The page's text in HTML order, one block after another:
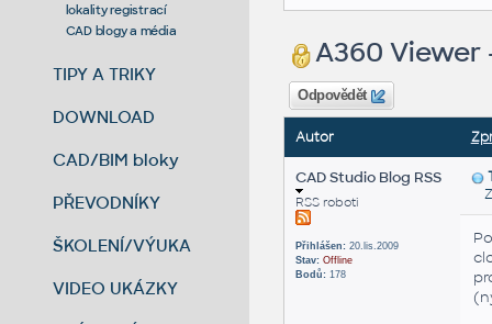
lokality registrací
CAD blogy a média
TIPY A TRIKY
DOWNLOAD
CAD/BIM bloky
PŘEVODNÍKY
ŠKOLENÍ/VÝUKA
VIDEO UKÁZKY
A360 Viewer
Odpovědět
Autor
CAD Studio Blog RSS
RSS roboti
Přihlášen:20.lis.2009
Stav: Offline
Bodů:178